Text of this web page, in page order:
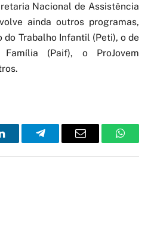
Nacional de Assistência
ainda outros programas,
do Trabalho Infantil (Peti), o de
(Paif), o ProJovem
LinkedInTelegramEmail